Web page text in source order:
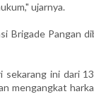
ujarnya.
Brigade Pangan
sekarang ini dari
mengangkat